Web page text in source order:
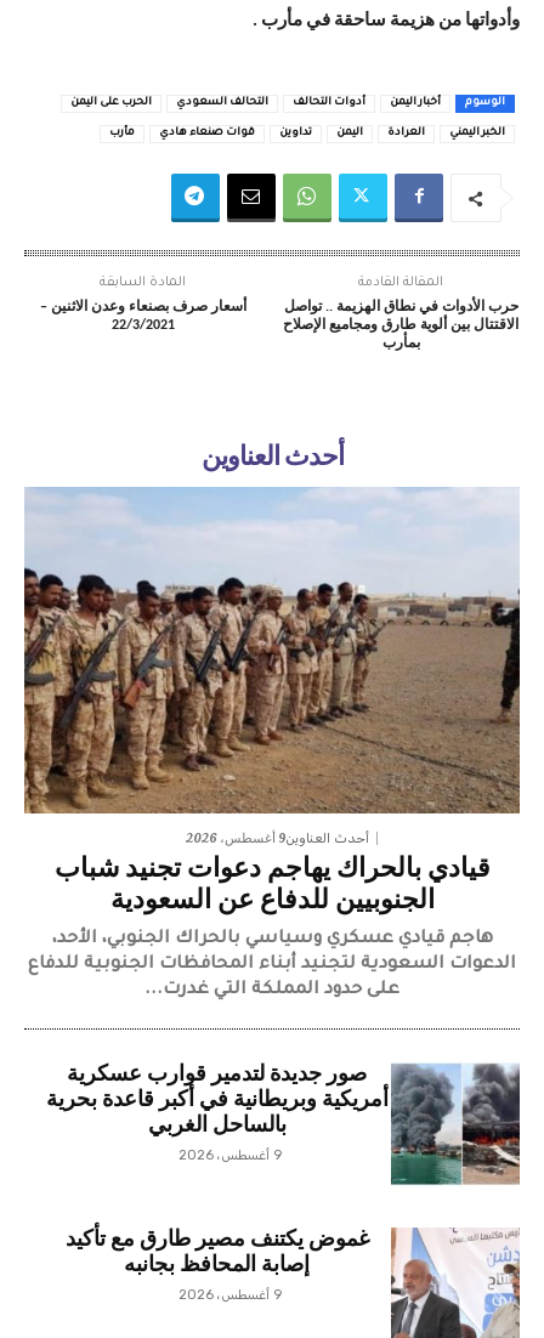
وأدواتها من هزيمة ساحقة في مأرب .
الوسوم أخبار اليمن أدوات التحالف التحالف السعودي الحرب على اليمن
الخبر اليمني العرادة اليمن تداوين قوات صنعاء هادي مأرب
المادة السابقة
أسعار صرف بصنعاء وعدن الاثنين –
22/3/2021
المقالة القادمة
حرب الأدوات في نطاق الهزيمة .. تواصل
الاقتتال بين ألوية طارق ومجاميع الإصلاح
بمأرب
أحدث العناوين
أحدث العناوين9 أغسطس، 2026
قيادي بالحراك يهاجم دعوات تجنيد شباب
الجنوبيين للدفاع عن السعودية
هاجم قيادي عسكري وسياسي بالحراك الجنوبي، الأحد،
الدعوات السعودية لتجنيد أبناء المحافظات الجنوبية للدفاع
على حدود المملكة التي غدرت...
صور جديدة لتدمير قوارب عسكرية
أمريكية وبريطانية في أكبر قاعدة بحرية
بالساحل الغربي
9 أغسطس، 2026
غموض يكتنف مصير طارق مع تأكيد
إصابة المحافظ بجانبه
9 أغسطس، 2026